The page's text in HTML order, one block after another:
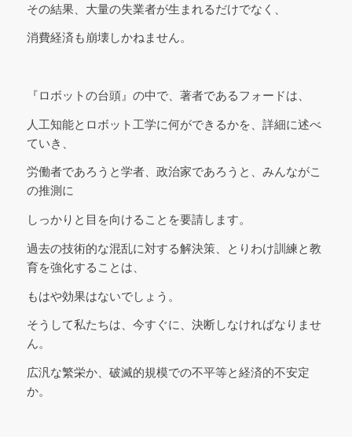
その結果、大量の失業者が生まれるだけでなく、
消費経済も崩壊しかねません。
『ロボットの台頭』の中で、著者であるフォードは、
人工知能とロボット工学に何ができるかを、詳細に述べ
ていき、
労働者であろうと学者、政治家であろうと、みんながこ
の推測に
しっかりと目を向けることを要請します。
過去の技術的な混乱に対する解決策、とりわけ訓練と教
育を強化することは、
もはや効果はないでしょう。
そうして私たちは、今すぐに、決断しなければなりませ
ん。
広汎な繁栄か、破滅的規模での不平等と経済的不安定
か。